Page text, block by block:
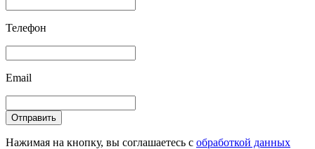
Телефон
Email
Отправить
Нажимая на кнопку, вы соглашаетесь с обработкой данных